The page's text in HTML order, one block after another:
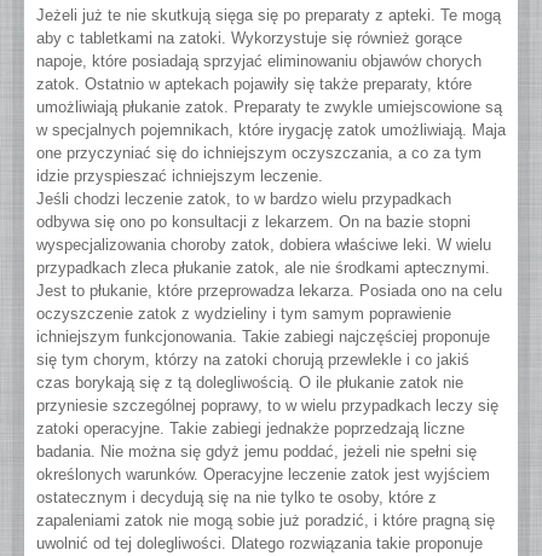
Jeżeli już te nie skutkują sięga się po preparaty z apteki. Te mogą
aby c tabletkami na zatoki. Wykorzystuje się również gorące
napoje, które posiadają sprzyjać eliminowaniu objawów chorych
zatok. Ostatnio w aptekach pojawiły się także preparaty, które
umożliwiają płukanie zatok. Preparaty te zwykle umiejscowione są
w specjalnych pojemnikach, które irygację zatok umożliwiają. Maja
one przyczyniać się do ichniejszym oczyszczania, a co za tym
idzie przyspieszać ichniejszym leczenie.
Jeśli chodzi leczenie zatok, to w bardzo wielu przypadkach
odbywa się ono po konsultacji z lekarzem. On na bazie stopni
wyspecjalizowania choroby zatok, dobiera właściwe leki. W wielu
przypadkach zleca płukanie zatok, ale nie środkami aptecznymi.
Jest to płukanie, które przeprowadza lekarza. Posiada ono na celu
oczyszczenie zatok z wydzieliny i tym samym poprawienie
ichniejszym funkcjonowania. Takie zabiegi najczęściej proponuje
się tym chorym, którzy na zatoki chorują przewlekle i co jakiś
czas borykają się z tą dolegliwością. O ile płukanie zatok nie
przyniesie szczególnej poprawy, to w wielu przypadkach leczy się
zatoki operacyjne. Takie zabiegi jednakże poprzedzają liczne
badania. Nie można się gdyż jemu poddać, jeżeli nie spełni się
określonych warunków. Operacyjne leczenie zatok jest wyjściem
ostatecznym i decydują się na nie tylko te osoby, które z
zapaleniami zatok nie mogą sobie już poradzić, i które pragną się
uwolnić od tej dolegliwości. Dlatego rozwiązania takie proponuje